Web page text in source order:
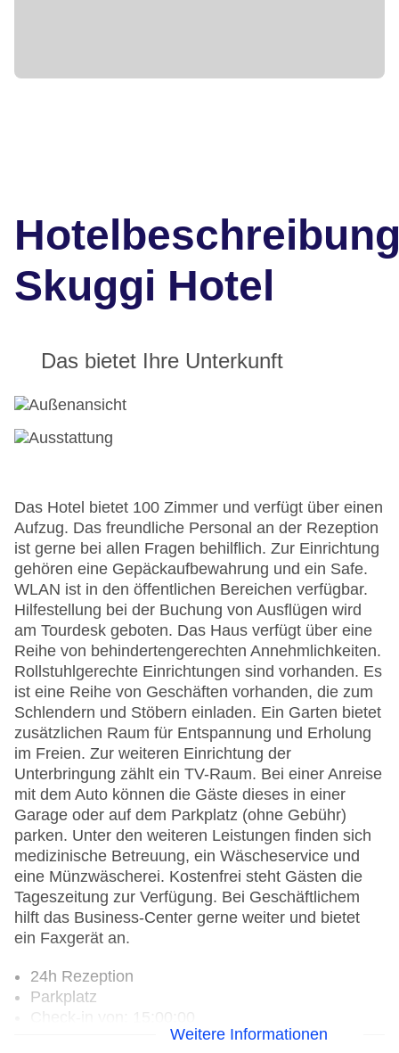
Skuggi Hotel
Das bietet Ihre Unterkunft
Das Hotel bietet 100 Zimmer und verfügt über einen
Aufzug. Das freundliche Personal an der Rezeption
ist gerne bei allen Fragen behilflich. Zur Einrichtung
gehören eine Gepäckaufbewahrung und ein Safe.
WLAN ist in den öffentlichen Bereichen verfügbar.
Hilfestellung bei der Buchung von Ausflügen wird
am Tourdesk geboten. Das Haus verfügt über eine
Reihe von behindertengerechten Annehmlichkeiten.
Rollstuhlgerechte Einrichtungen sind vorhanden. Es
ist eine Reihe von Geschäften vorhanden, die zum
Schlendern und Stöbern einladen. Ein Garten bietet
zusätzlichen Raum für Entspannung und Erholung
im Freien. Zur weiteren Einrichtung der
Unterbringung zählt ein TV-Raum. Bei einer Anreise
mit dem Auto können die Gäste dieses in einer
Garage oder auf dem Parkplatz (ohne Gebühr)
parken. Unter den weiteren Leistungen finden sich
medizinische Betreuung, ein Wäscheservice und
eine Münzwäscherei. Kostenfrei steht Gästen die
Tageszeitung zur Verfügung. Bei Geschäftlichem
hilft das Business-Center gerne weiter und bietet
ein Faxgerät an.
24h Rezeption
Parkplatz
Check-out bis: 12:00:00Weitere Informationen